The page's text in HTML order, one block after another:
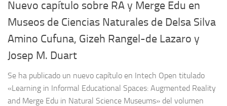
Nuevo capítulo sobre RA y Merge Edu en
Museos de Ciencias Naturales de Delsa Silva
Amino Cufuna, Gizeh Rangel-de Lazaro y
Josep M. Duart
Se ha publicado un nuevo capítulo en Intech Open titulado
«Learning in Informal Educational Spaces: Augmented Reality
and Merge Edu in Natural Science Museums» del volumen